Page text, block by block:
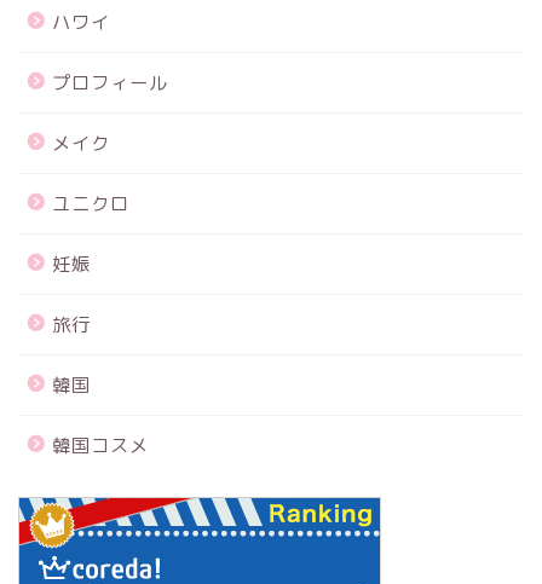
ハワイ
プロフィール
メイク
ユニクロ
妊娠
旅行
韓国
韓国コスメ